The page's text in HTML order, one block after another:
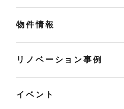
物件情報
リノベーション事例
イベント